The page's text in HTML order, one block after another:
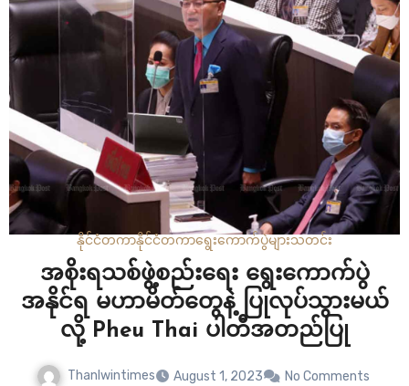
နိုင်ငံတကာနိုင်ငံတကာရွေးကောက်ပွဲများသတင်း
အစိုးရသစ်ဖွဲ့စည်းရေး ရွေးကောက်ပွဲ
အနိုင်ရ မဟာမိတ်တွေနဲ့ ပြုလုပ်သွားမယ်
လို့ Pheu Thai ပါတီအတည်ပြု
Thanlwintimes August 1, 2023 No Comments